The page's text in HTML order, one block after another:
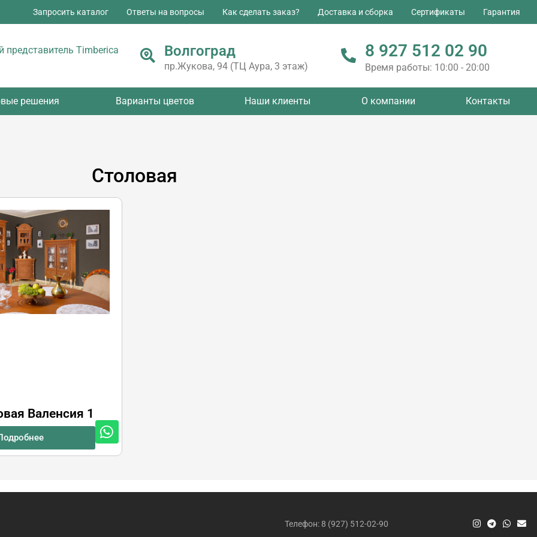
Запросить каталог Ответы на вопросы Как сделать заказ? Доставка и сборка Сертификаты Гарантия
Timberica Волгоград
пр.Жукова, 94 (ТЦ Аура, 3 этаж)
8 927 512 02 90
Время работы: 10:00 - 20:00
решения Варианты цветов Наши клиенты О компании Контакты
Столовая
Валенсия 1
Телефон: 8 (927) 512-02-90